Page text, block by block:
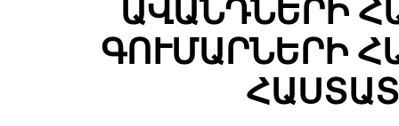
ԱՎԱՆԴՆԵՐԻ
ԳՈՒՄԱՐՆԵՐԻ